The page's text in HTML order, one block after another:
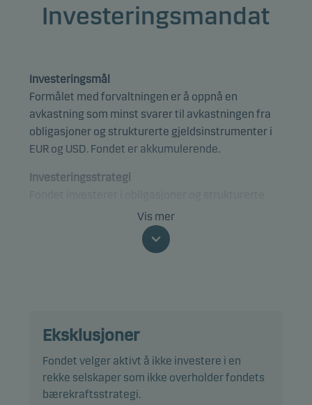
Investeringsmandat
Investeringsmål
Formålet med forvaltningen er å oppnå en
avkastning som minst svarer til avkastningen fra
obligasjoner og strukturerte gjeldsinstrumenter i
EUR og USD. Fondet er akkumulerende.
Investeringsstrategi
gjeldsinstrumenter, for eksempel utstedelser av
verdipapirisering som CLOer, utstedt i EUR eller
USD. Fondet kan investere i obligasjoner og
varighet, tar sikte på å være maksimalt 3 år. Den
korrigerte varigheten viser blant annet
Vis mer
Eksklusjoner
Fondet velger aktivt å ikke investere i en
rekke selskaper som ikke overholder fondets
bærekraftsstrategi.